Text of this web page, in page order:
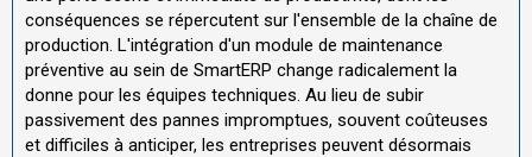
conséquences se répercutent sur l'ensemble de la chaîne de
production. L'intégration d'un module de maintenance
préventive au sein de SmartERP change radicalement la
donne pour les équipes techniques. Au lieu de subir
passivement des pannes impromptues, souvent coûteuses
et difficiles à anticiper, les entreprises peuvent désormais